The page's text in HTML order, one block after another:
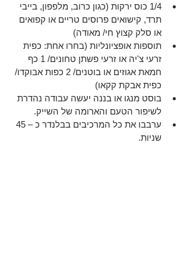
1/4 כוס ירקות (כגון כרוב, מלפפון, בייבי
תרד, קישואים פרוסים טריים או קפואים
או סלק קצוץ חי/ מאודה)
תוספות אופציונליות (בחרו אחת: כפית
זרעי צ'יה או זרעי פשתן טחונים/ 1 כף
חמאת אגוזים או בוטנים/ 2 כפות אבוקדו/
כפית אבקת קקאו)
בוסט מנגו או בננה יעשה עבודה נהדרת
לשיפור הטעם והארומה של השייק.
שניות.